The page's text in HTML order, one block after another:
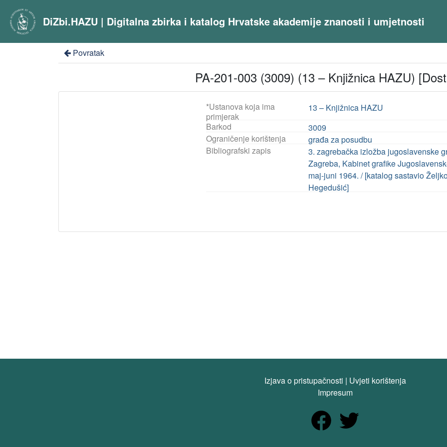
DiZbi.HAZU | Digitalna zbirka i katalog Hrvatske akademije znanosti i umjetnosti
Povratak
PA-201-003 (3009) (13 – Knjižnica HAZU)
*Ustanova koja ima
primjerak
13 – Knjižnica HAZU
Barkod
3009
Ograničenje korištenja
građa za posudbu
Bibliografski zapis
3. zagrebačka izložba jugoslavenske
Zagreba, Kabinet grafike
maj-juni 1964. / [katalog sastavio
Hegedušić]
Izjava o pristupačnosti | Uvjeti korištenja
Impresum